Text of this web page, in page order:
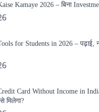
Kamaye 2026 – बिना
for Students in 2026 – पढ़ाई,
Card Without Income in
मिलेगा?